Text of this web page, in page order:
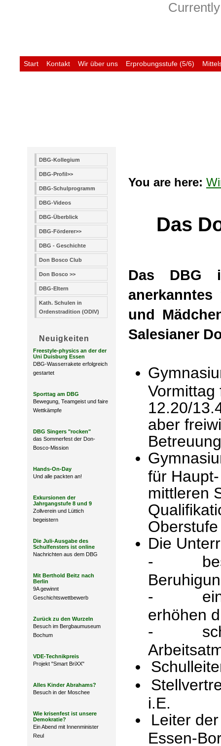
Start Kontakt Wir über uns Erprobungsstufe (5/6)
DBG-Kollegium
DBG-Profil>>
DBG-Schulprogramm
DBG-Videos
DBG-Überblick
DBG-Förderer>>
DBG - Geschichte
Don Bosco Club
Don Bosco >>
DBG-Eltern
Kath. Schulen in
Ordenstradition (ODIV)
Neuigkeiten
Freestyle-physics an der der
Uni Duisburg Essen
DBG-Wasserrakete erfolgreich
gestartet
Sporttag am DBG
Bewegung, Teamgeist und faire
Wettkämpfe
DBG Singers "rocken"
das Sommerfest der Don-
Bosco-Mission
Hands-On-Day
Und alle packten an!
Exkursionen der
Jahrgangstufe 8 und 9
Zollverein und Lüttich
begeistern
Die Juli-Ausgabe des
Schulfensters ist online
Nachrichten aus dem DBG
Mit Berthold Beitz nach
Berlin
9A gewinnt
Geschichtswettbewerb
Zurück zu den Wurzeln
Besuch im Bergbaumuseum
Bochum
VDE-Technikpreis
Projekt "Smart BriXX"
Alles Kinder Abrahams?
Besuch in der Moschee
Wie krisenfest ist unsere
Demokratie?
Ein Abend mit Innenminister
Reul
You are here:
Das
Das DBG
und
Salesianer
Vormittag
12.20/
aber
für
mittleren
Die
-
-
erhöhen
-
i.E.
Leiter
Essen-